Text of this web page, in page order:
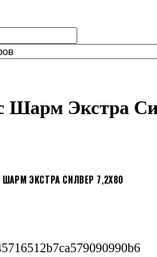
Шарм Экстра
ЭКСТРА СИЛВЕР 7,2Х80